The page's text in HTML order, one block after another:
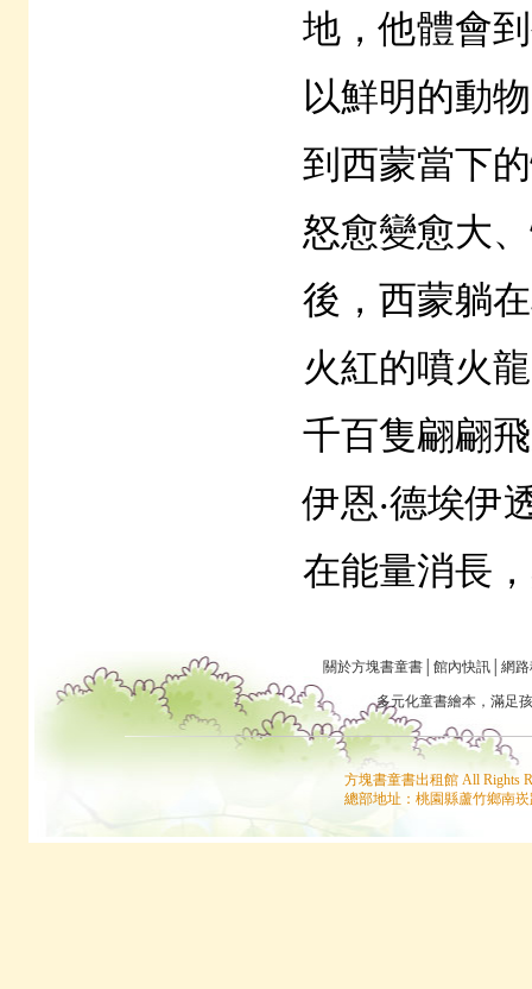
地，他體會
以鮮明的動
到西蒙當下
怒愈變愈大
後，西蒙躺
火紅的噴火
千百隻翩翩
伊恩‧德埃伊
在能量消長
關於方塊書童書 館內快訊 網
多元化童書繪本 ，滿足
方塊書童書出租館 All Rights
總部地址：桃園縣蘆竹鄉南